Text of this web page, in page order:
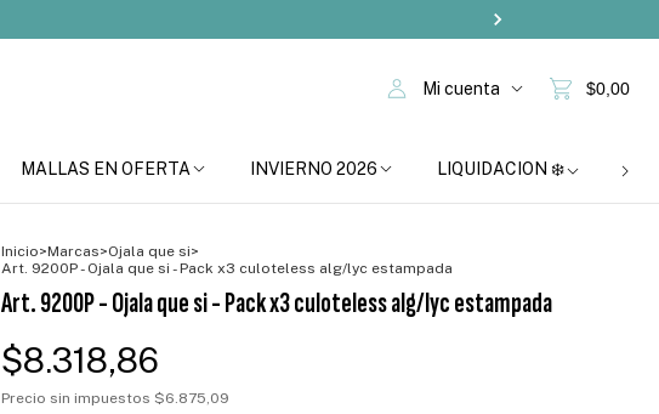
Mi cuenta $0,00
MALLAS EN OFERTA INVIERNO 2026 LIQUIDACION ❄️
Inicio>Marcas>Ojala que si>
Art. 9200P - Ojala que si - Pack x3 culoteless alg/lyc estampada
Art. 9200P - Ojala que si - Pack x3 culoteless alg/lyc estampada
$8.318,86
Precio sin impuestos $6.875,09